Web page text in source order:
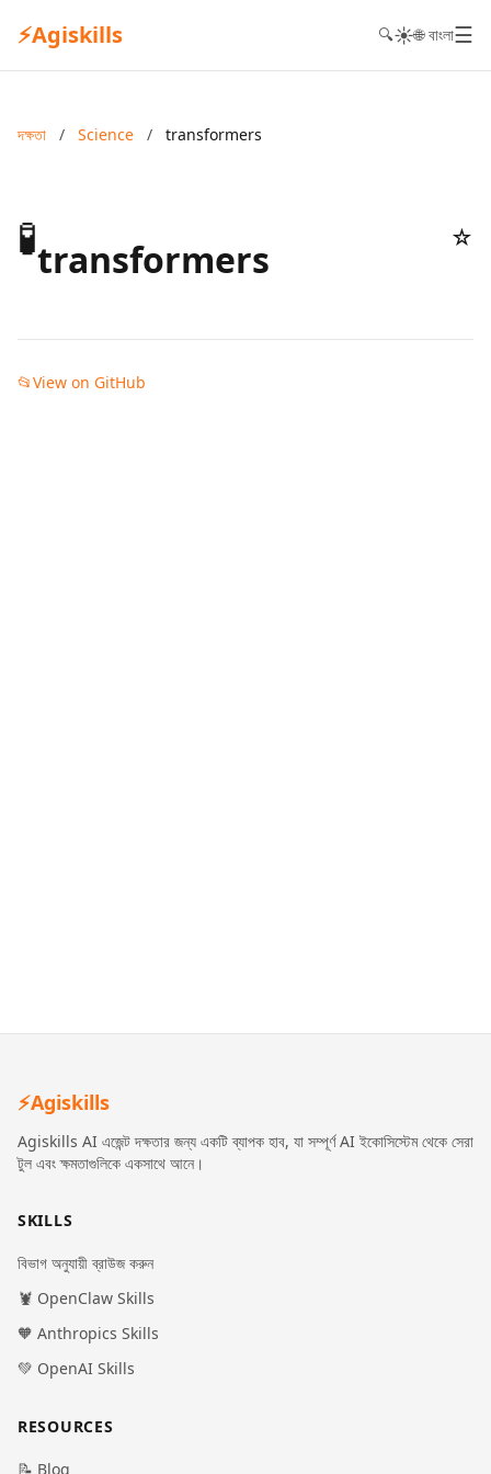
⚡Agiskills 🔍☀️🌐 বাংলা☰
দক্ষতা / Science / transformers
🧪transformers ☆
📂View on GitHub
⚡Agiskills
Agiskills AI এজেন্ট দক্ষতার জন্য একটি ব্যাপক হাব, যা সম্পূর্ণ AI ইকোসিস্টেম থেকে সেরা
টুল এবং ক্ষমতাগুলিকে একসাথে আনে।
SKILLS
বিভাগ অনুযায়ী ব্রাউজ করুন
🦞 OpenClaw Skills
🧡 Anthropics Skills
💚 OpenAI Skills
RESOURCES
📝 Blog